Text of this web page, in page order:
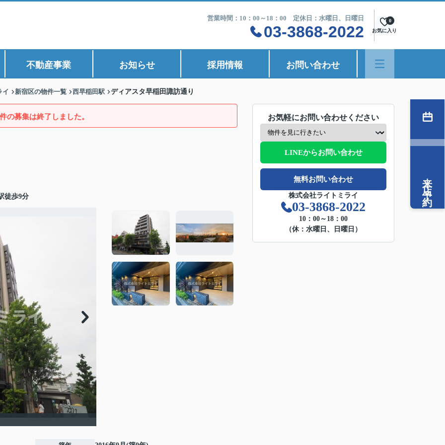
営業時間：10：00～18：00 定休日：水曜日、日曜日
03-3868-2022 お気に入り
0
不動産事業 お知らせ 採用情報 お問い合わせ
イ 新宿区の物件一覧 西早稲田駅 ディアスタ早稲田諏訪通り
の募集は終了しました。
徒歩9分
お気軽にお問い合わせください
LINEからお問い合わせ
無料お問い合わせ
株式会社ライトミライ
03-3868-2022
10：00～18：00
（休：水曜日、日曜日）
来店予約